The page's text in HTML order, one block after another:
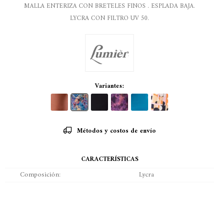
MALLA ENTERIZA CON BRETELES FINOS . ESPLADA BAJA.
LYCRA CON FILTRO UV 50.
Variantes:
Métodos y costos de envío
CARACTERÍSTICAS
Composición Lycra